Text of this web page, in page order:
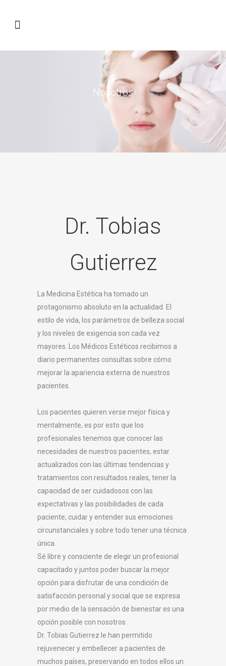
Nosotros
Dr. Tobias
Gutierrez
La Medicina Estética ha tomado un
protagonismo absoluto en la actualidad. El
estilo de vida, los parámetros de belleza social
y los niveles de exigencia son cada vez
mayores. Los Médicos Estéticos recibimos a
diario permanentes consultas sobre cómo
mejorar la apariencia externa de nuestros
pacientes.
Los pacientes quieren verse mejor física y
mentalmente, es por esto que los
profesionales tenemos que conocer las
necesidades de nuestros pacientes, estar
actualizados con las últimas tendencias y
tratamientos con resultados reales, tener la
capacidad de ser cuidadosos con las
expectativas y las posibilidades de cada
paciente, cuidar y entender sus emociones
circunstanciales y sobre todo tener una técnica
única.
Sé libre y consciente de elegir un profesional
capacitado y juntos poder buscar la mejor
opción para disfrutar de una condición de
satisfacción personal y social que se expresa
por medio de la sensación de bienestar es una
opción posible con nosotros.
Dr. Tobias Gutierrez le han permitido
rejuvenecer y embellecer a pacientes de
muchos países, preservando en todos ellos un